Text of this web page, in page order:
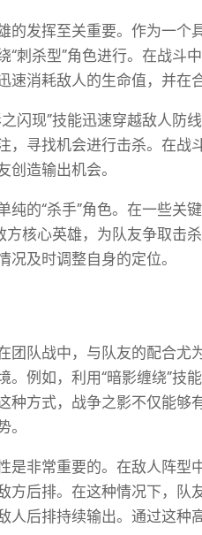
的发挥至关重要。作为一个
刺杀型”角色进行。在战斗
消耗敌人的生命值，并在
闪现”技能迅速穿越敌人防
，寻找机会进行击杀。在战
造输出机会。
的“杀手”角色。在一些关
核心英雄，为队友争取击
及时调整自身的定位。
团队战中，与队友的配合尤
例如，利用“暗影缠绕”技
种方式，战争之影不仅能够
是非常重要的。在敌人阵型
方后排。在这种情况下，队
人后排持续输出。通过这种